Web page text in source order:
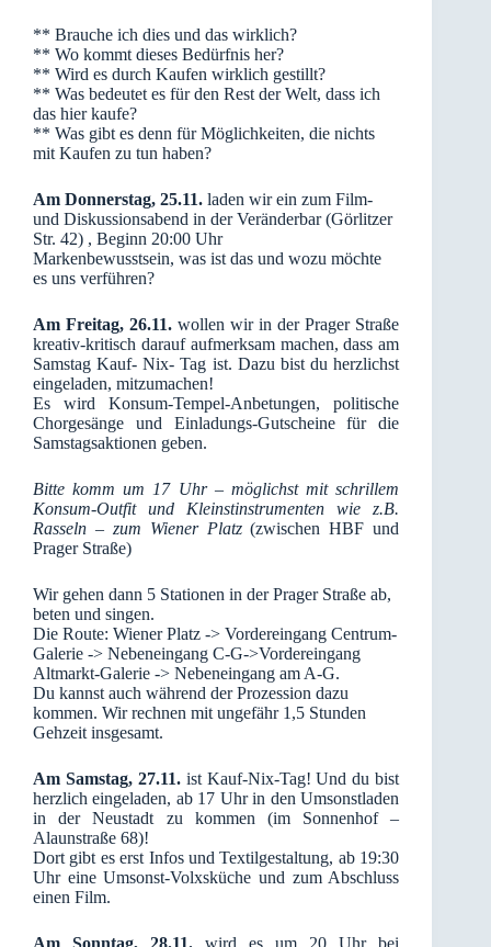
** Brauche ich dies und das wirklich?
** Wo kommt dieses Bedürfnis her?
** Wird es durch Kaufen wirklich gestillt?
** Was bedeutet es für den Rest der Welt, dass ich
das hier kaufe?
** Was gibt es denn für Möglichkeiten, die nichts
mit Kaufen zu tun haben?
Am Donnerstag, 25.11. laden wir ein zum Film-
und Diskussionsabend in der Veränderbar (Görlitzer
Str. 42) , Beginn 20:00 Uhr
Markenbewusstsein, was ist das und wozu möchte
es uns verführen?
Am Freitag, 26.11.wollen wir in der Prager Straße
kreativ-kritisch darauf aufmerksam machen, dass am
Samstag Kauf- Nix- Tag ist. Dazu bist du herzlichst
eingeladen, mitzumachen!
Es wird Konsum-Tempel-Anbetungen, politische
Chorgesänge und Einladungs-Gutscheine für die
Samstagsaktionen geben.
Bitte komm um 17 Uhr – möglichst mit schrillem
Konsum-Outfit und Kleinstinstrumenten wie z.B.
Rasseln – zum Wiener Platz(zwischen HBF und
Prager Straße)
Wir gehen dann 5 Stationen in der Prager Straße ab,
beten und singen.
Die Route: Wiener Platz -> Vordereingang Centrum-
Galerie -> Nebeneingang C-G->Vordereingang
Altmarkt-Galerie -> Nebeneingang am A-G.
Du kannst auch während der Prozession dazu
kommen. Wir rechnen mit ungefähr 1,5 Stunden
Gehzeit insgesamt.
Am Samstag, 27.11. ist Kauf-Nix-Tag! Und du bist
herzlich eingeladen, ab 17 Uhr in den Umsonstladen
in der Neustadt zu kommen (im Sonnenhof –
Alaunstraße 68)!
Dort gibt es erst Infos und Textilgestaltung, ab 19:30
Uhr eine Umsonst-Volxsküche und zum Abschluss
einen Film.